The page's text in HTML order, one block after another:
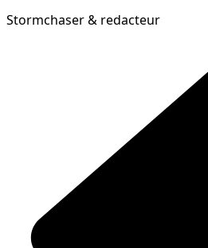
Stormchaser & redacteur